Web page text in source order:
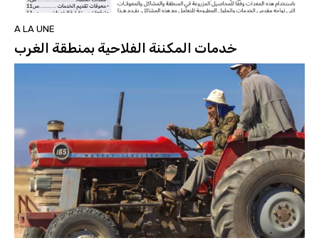
A LA UNE
خدمات المكننة الفلاحية بمنطقة الغرب